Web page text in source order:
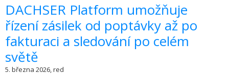
​DACHSER Platform umožňuje
řízení zásilek od poptávky až po
fakturaci a sledování po celém
světě
5. března 2026, red